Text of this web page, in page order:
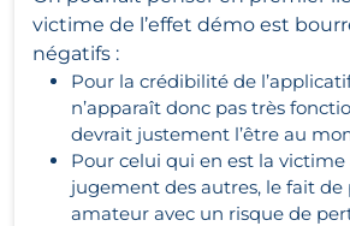
victime de l’effet démo est
négatifs :
Pour la crédibilité de
n’apparaît donc pas très
devrait justement l’être au
Pour celui qui en est la
jugement des autres, le fait de
amateur avec un risque de